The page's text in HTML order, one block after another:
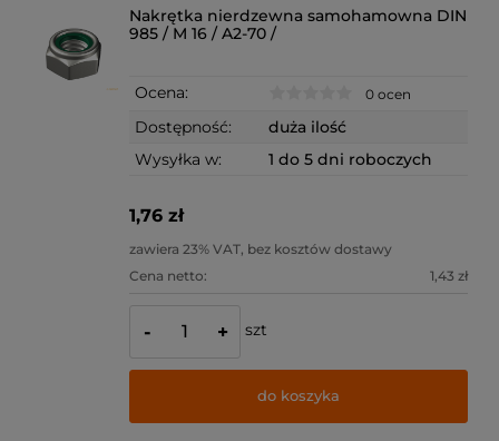
Nakrętka nierdzewna samohamowna DIN
985 / M 16 / A2-70 /
Ocena: 0 ocen
Dostępność:
duża ilość
Wysyłka w:
1 do 5 dni roboczych
1,76 zł
zawiera 23% VAT, bez kosztów dostawy
Cena netto:
1,43 zł
- + szt
do koszyka